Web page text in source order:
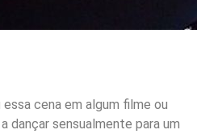
cena em algum filme ou
dançar sensualmente para um